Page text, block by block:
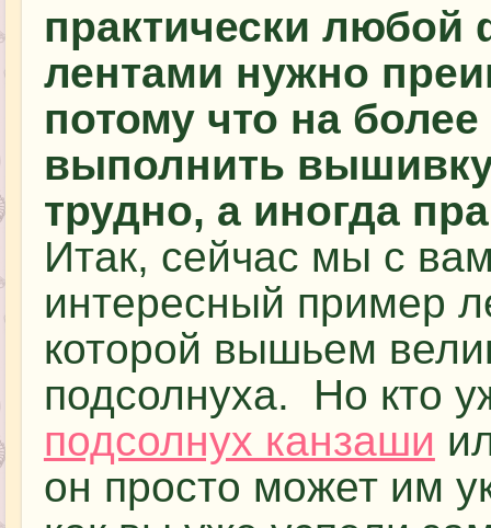
практически
лентами нужно
потому что на
выполнить
трудно, а иногда
Итак, сейчас мы с
интересный пример
которой вышьем
подсолнуха. Но кто
подсолнух канзаши
он просто может им